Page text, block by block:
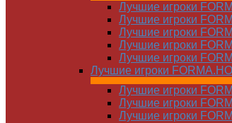
Лучшие игроки
Лучшие игроки
Лучшие игроки
Лучшие игроки
Лучшие игроки
Лучшие игроки
Лучшие игроки
Лучшие игроки
Лучшие игроки